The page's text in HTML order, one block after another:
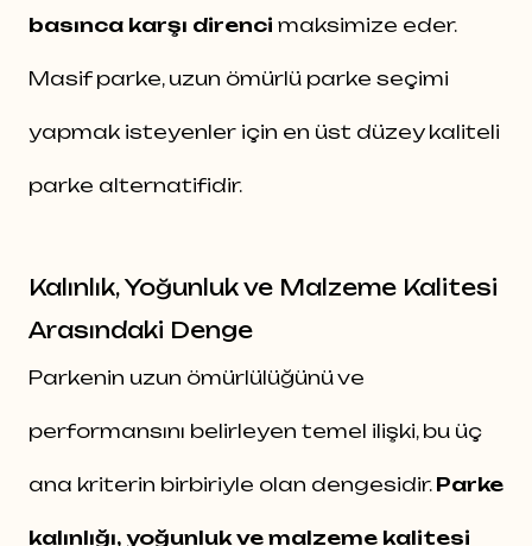
basınca karşı direnci maksimize eder.
Masif parke, uzun ömürlü parke seçimi
yapmak isteyenler için en üst düzey kaliteli
parke alternatifidir.
Kalınlık, Yoğunluk ve Malzeme Kalitesi
Arasındaki Denge
Parkenin uzun ömürlülüğünü ve
performansını belirleyen temel ilişki, bu üç
ana kriterin birbiriyle olan dengesidir. Parke
kalınlığı, yoğunluk ve malzeme kalitesi